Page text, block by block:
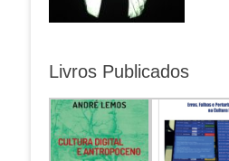
Livros Publicados